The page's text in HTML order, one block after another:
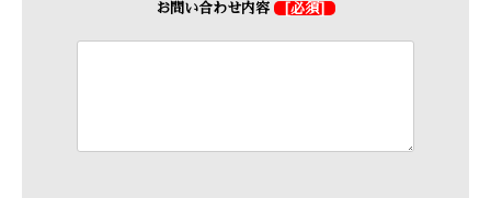
お問い合わせ内容 [必須]